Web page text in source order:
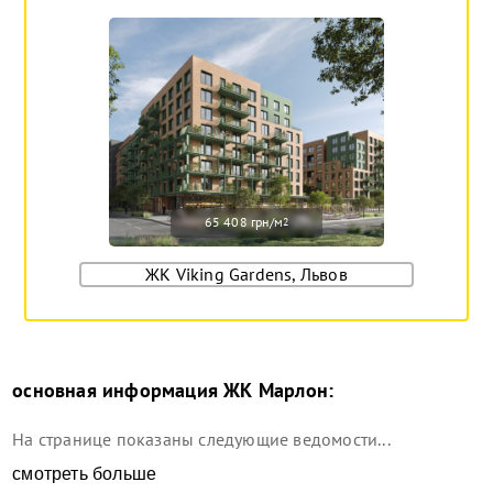
65 408 грн/м2
ЖК Viking Gardens, Львов
основная информация ЖК Марлон:
На странице показаны следующие ведомости...
смотреть больше